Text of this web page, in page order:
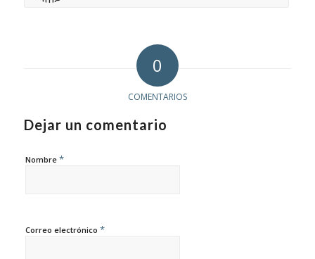
0
COMENTARIOS
Dejar un comentario
Nombre *
Correo electrónico *